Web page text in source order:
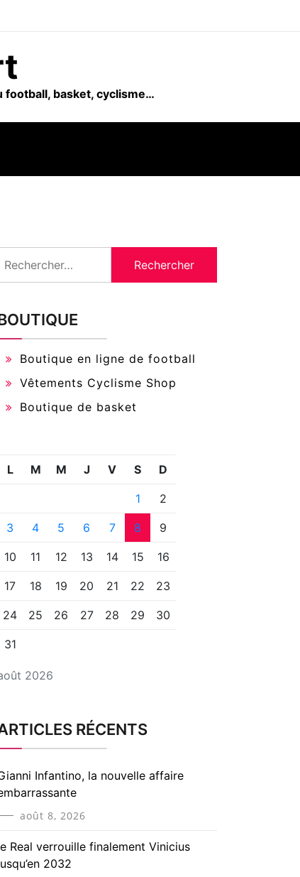
football, basket, cyclisme…
Boutique en ligne de football
Vêtements Cyclisme Shop
Boutique de basket
2026
L M M J V S D
1 2
3 4 5 6 7 8 9
10 11 12 13 14 15 16
17 18 19 20 21 22 23
24 25 26 27 28 29 30
31
RÉCENTS
Infantino, la nouvelle affaire
août 8, 2026
Real verrouille finalement Vinicius
2032